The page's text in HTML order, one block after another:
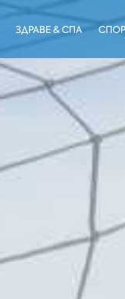
ЗДРАВЕ & СПА